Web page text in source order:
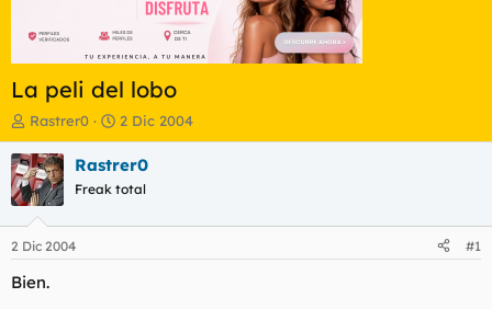
La peli del lobo
I
n
i
c
i
a
d
o
r
Rastrer0
F
e
c
a
i
2 Dic 2004
Rastrer0
Freak total
2 Dic 2004 #1
Bien.